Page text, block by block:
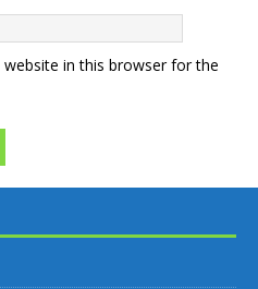
in this browser for the